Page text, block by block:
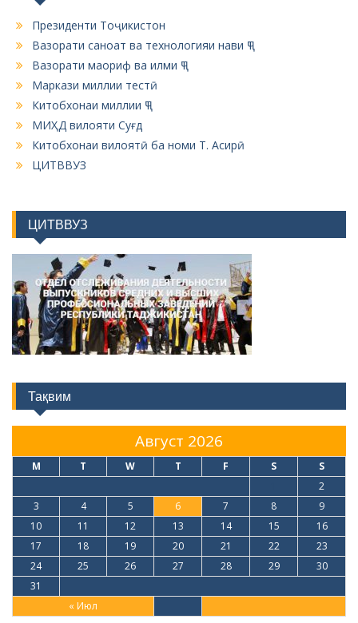
Президенти Тоҷикистон
Вазорати саноат ва технологияи нави ҶТ
Вазорати маориф ва илми ҶТ
Маркази миллии тестӣ
Китобхонаи миллии ҶТ
МИҲД вилояти Суғд
Китобхонаи вилоятӣ ба номи Т. Асирӣ
ЦИТВВУЗ
ЦИТВВУЗ
Тақвим
Август 2026
M T W T F S S
« Июл
2
3
4 5 6 7 8
9
10
11 12 13 14 15
16
17
18 19 20 21 22
23
24
25 26 27 28 29
30
31